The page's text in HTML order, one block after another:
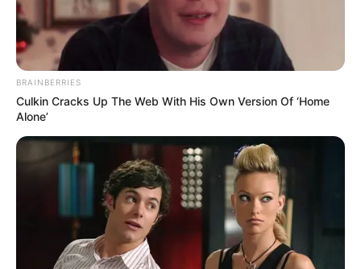
Al someter el agua de los cocos a pruebas de
laboratorio se descubrió que, en parte de ellos, iban
camuflados 176 kilos de cocaína de alta pureza,
valorados en más de siete millones de euros, evitando así
A la anterior sorpresa se sumó otra. Tras verificar los
documentos del contenedor, los investigadores de la
Policía Nacional descubrieron que la carga provenía de
República Dominicanay traía sello de revisada en ese
país. Es decir, solo estaba de tránsito por el puerto de la
capital de Bolívar, razón por la cual sería poco probable
que la perfilaran y revisarán.
BRAINBERRIES
Culkin Cracks Up The Web With His Own Version Of ‘Home
Alone’